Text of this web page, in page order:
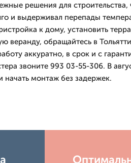
решения для
и выдерживал перепады
к дому, установить
веранду, обращайтесь в
аккуратно, в срок и с
звоните 993 03-55-306. В
начать монтаж без задержек.